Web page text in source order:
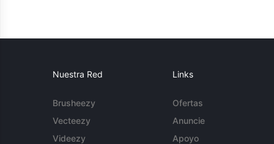
Nuestra Red
Brusheezy
Vecteezy
Videezy
Links
Ofertas
Anuncie
Apoyo